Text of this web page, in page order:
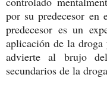
por su predecesor en
predecesor es un
aplicación de la
advierte al brujo
secundarios de la